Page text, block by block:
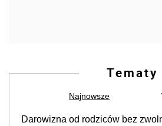
Tematy
Najnowsze
Darowizna od rodziców bez